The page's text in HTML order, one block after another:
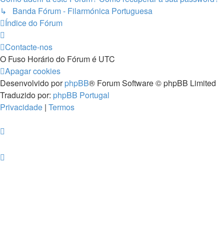
↳ Banda Fórum - Filarmónica Portuguesa
Índice do Fórum
Contacte-nos
O Fuso Horário do Fórum é UTC
Apagar cookies
Desenvolvido porphpBB® Forum Software © phpBB Limited
Traduzido por: phpBB Portugal
Privacidade | Termos